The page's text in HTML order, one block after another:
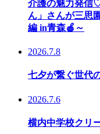
介護の魅力発信
ん」さんが三
編 in青森🍎～
2026.7.8
七夕が繋ぐ世代
2026.7.6
横内中学校クリ